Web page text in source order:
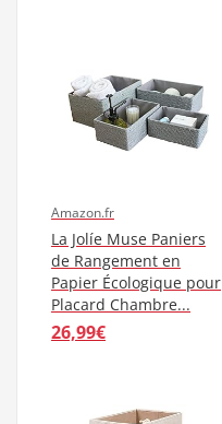
Amazon.fr
La Jolíe Muse Paniers
de Rangement en
Papier Écologique pour
Placard Chambre...
26,99€